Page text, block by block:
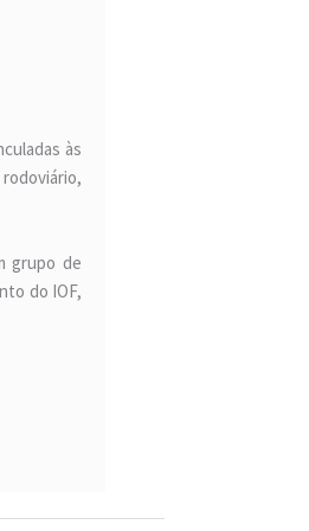
às
grupo de
do IOF,